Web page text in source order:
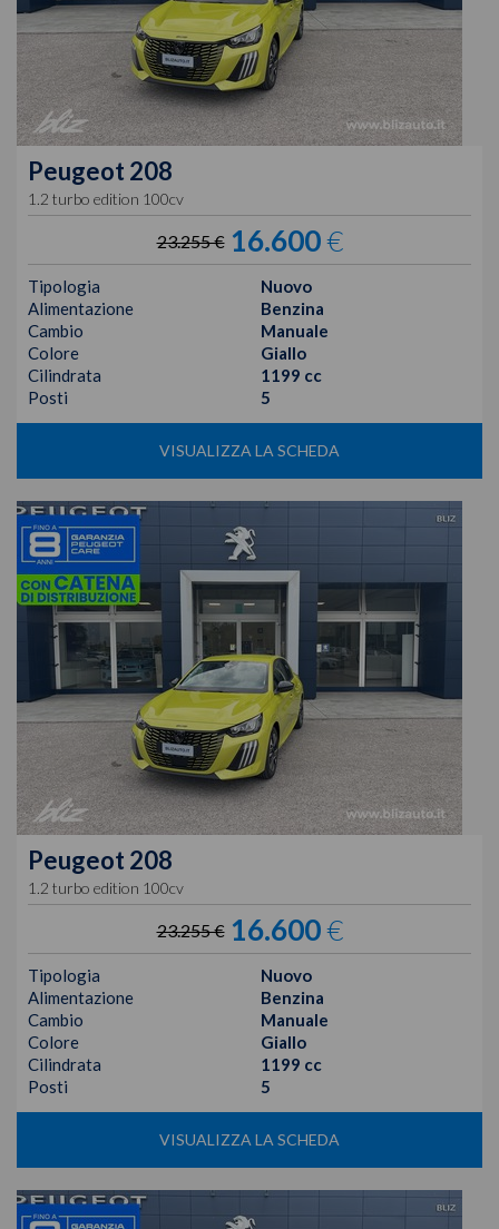
Peugeot 208
1.2 turbo edition 100cv
23.255 € 16.600€
Tipologia
Nuovo
Alimentazione
Benzina
Cambio
Manuale
Colore
Giallo
Cilindrata
1199 cc
Posti
5
VISUALIZZA LA SCHEDA
Peugeot 208
1.2 turbo edition 100cv
23.255 € 16.600€
Tipologia
Nuovo
Alimentazione
Benzina
Cambio
Manuale
Colore
Giallo
Cilindrata
1199 cc
Posti
5
VISUALIZZA LA SCHEDA